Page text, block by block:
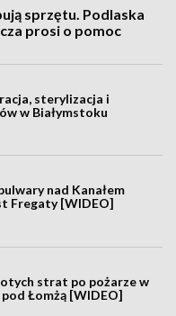
sprzętu. Podlaska
prosi o pomoc
sterylizacja i
w Białymstoku
nad Kanałem
Fregaty [WIDEO]
strat po pożarze w
Łomżą [WIDEO]